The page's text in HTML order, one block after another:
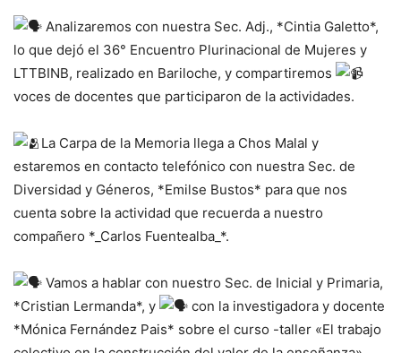
Analizaremos con nuestra Sec. Adj., *Cintia Galetto*,
lo que dejó el 36° Encuentro Plurinacional de Mujeres y
LTTBINB, realizado en Bariloche, y compartiremos
voces de docentes que participaron de la actividades.
La Carpa de la Memoria llega a Chos Malal y
estaremos en contacto telefónico con nuestra Sec. de
Diversidad y Géneros, *Emilse Bustos* para que nos
cuenta sobre la actividad que recuerda a nuestro
compañero *_Carlos Fuentealba_*.
Vamos a hablar con nuestro Sec. de Inicial y Primaria,
*Cristian Lermanda*, y
con la investigadora y docente
*Mónica Fernández Pais* sobre el curso -taller «El trabajo